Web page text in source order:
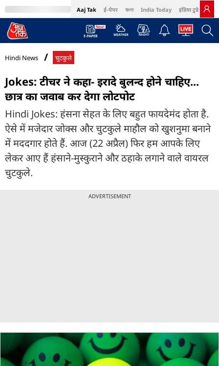
Aaj Tak ई-पेपर বাংলা India Today इंडिया टुडे हिंदी
MumbaiTak Cosmopolitan Harper's Bazaar Northeast
Hindi News चुटकुले
Jokes: टीचर ने कहा- इरादे बुलन्द होने चाहिए...
छात्र का जवाब कर देगा लोटपोट
Hindi Jokes: हंसना सेहत के लिए बहुत फायदेमंद होता है.
ऐसे में मजेदार जोक्स और चुटकुले माहौल को खुशनुमा बनाने
में मददगार होते हैं. आज (22 अप्रैल) फिर हम आपके लिए
लेकर आए हैं हंसाने-मुस्कुराने और ठहाके लगाने वाले वायरल
चुटकुले.
ADVERTISEMENT